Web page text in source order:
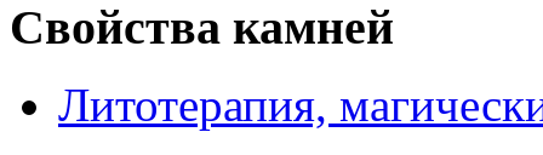
Свойства камней
Литотерапия,